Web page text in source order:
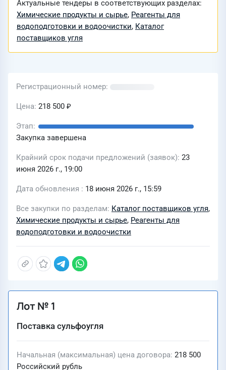
Актуальные тендеры в соответствующих разделах:
Химические продукты и сырье, Реагенты для
водоподготовки и водоочистки, Каталог
поставщиков угля
Регистрационный номер
Цена 218 500 ₽
Этап
Закупка завершена
Крайний срок подачи предложений (заявок) 23
июня 2026 г., 19:00
Дата обновления 18 июня 2026 г., 15:59
Все закупки по разделам Каталог поставщиков угля,
Химические продукты и сырье, Реагенты для
водоподготовки и водоочистки
Лот № 1
Поставка сульфоугля
Начальная (максимальная) цена договора 218 500
Российский рубль